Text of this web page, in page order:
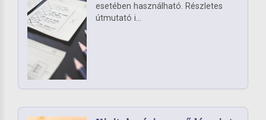
esetében használható. Részletes
útmutató i...